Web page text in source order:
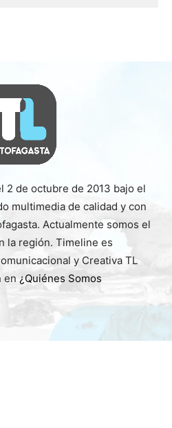
2 de octubre de 2013 bajo el
multimedia de calidad y con
Actualmente somos el
la región. Timeline es
y Creativa TL
en ¿Quiénes Somos